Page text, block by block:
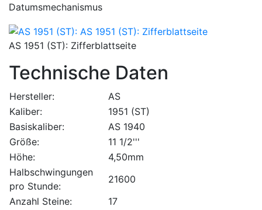
Datumsmechanismus
AS 1951 (ST): Zifferblattseite
Technische Daten
Hersteller:
AS
Kaliber:
1951 (ST)
Basiskaliber:
AS 1940
Größe:
11 1/2'''
Höhe:
4,50mm
Halbschwingungen
pro Stunde:
21600
Anzahl Steine:
17